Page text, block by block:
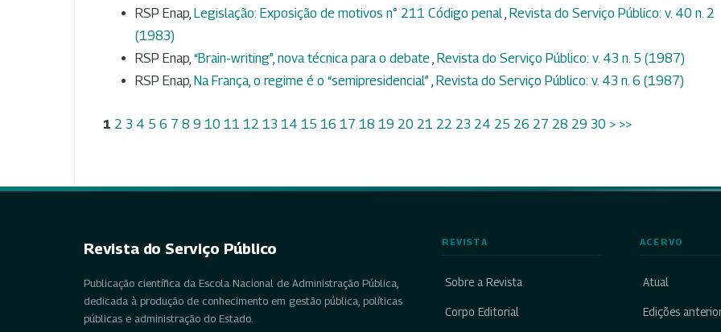
RSP Enap, Legislação: Exposição de motivos n° 211 Código penal, Revista do Serviço Público: v. 40 n. 2
(1983)
RSP Enap, “Brain-writing”, nova técnica para o debate , Revista do Serviço Público: v. 43 n. 5 (1987)
RSP Enap, Na França, o regime é o “semipresidencial” , Revista do Serviço Público: v. 43 n. 6 (1987)
1 2 3 4 5 6 7 8 9 10 11 12 13 14 15 16 17 18 19 20 21 22 23 24 25 26 27 28 29 30 > >>
Revista do Serviço Público
Publicação científica da Escola Nacional de Administração Pública,
dedicada à produção de conhecimento em gestão pública, políticas
públicas e administração do Estado.
REVISTA
Sobre a Revista
Corpo Editorial
ACERVO
Atual
Edições